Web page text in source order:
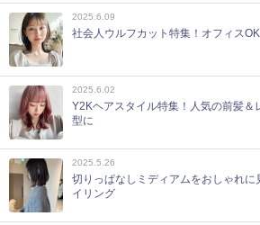
2025.6.09
社会人ウルフカット特集！オフィス
2025.6.02
Y2Kヘアスタイル特集！人気の前髪＆
型に
2025.5.26
切りっぱなしミディアムをおしゃれに
イリング